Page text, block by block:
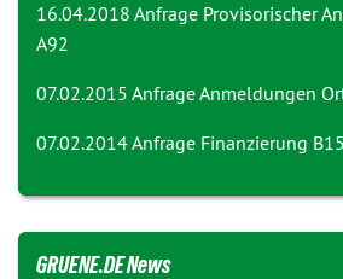
16.04.2018 Anfrage Provisorischer
A92
07.02.2015 AnfrageAnmeldungen
07.02.2014 Anfrage Finanzierung
GRUENE.DE News